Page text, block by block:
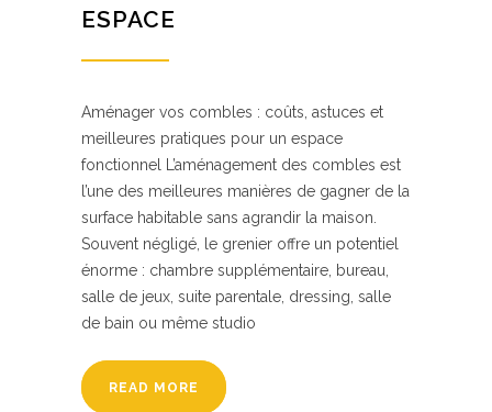
ESPACE
Aménager vos combles : coûts, astuces et
meilleures pratiques pour un espace
fonctionnel L’aménagement des combles est
l’une des meilleures manières de gagner de la
surface habitable sans agrandir la maison.
Souvent négligé, le grenier offre un potentiel
énorme : chambre supplémentaire, bureau,
salle de jeux, suite parentale, dressing, salle
de bain ou même studio
READ MORE